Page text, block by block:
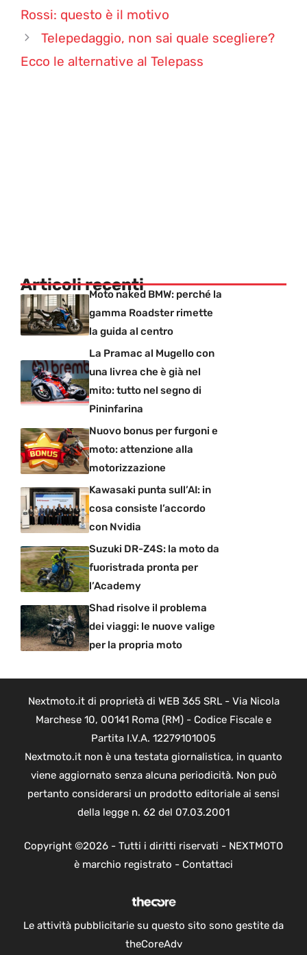
Rossi: questo è il motivo
Telepedaggio, non sai quale scegliere?
Ecco le alternative al Telepass
Articoli recentiMoto naked BMW: perché la
gamma Roadster rimette
la guida al centro
La Pramac al Mugello con
una livrea che è già nel
mito: tutto nel segno di
Pininfarina
Nuovo bonus per furgoni e
moto: attenzione alla
motorizzazione
Kawasaki punta sull’AI: in
cosa consiste l’accordo
con Nvidia
Suzuki DR-Z4S: la moto da
fuoristrada pronta per
l’Academy
Shad risolve il problema
dei viaggi: le nuove valige
per la propria moto
Nextmoto.it di proprietà di WEB 365 SRL - Via Nicola
Marchese 10, 00141 Roma (RM) - Codice Fiscale e
Partita I.V.A. 12279101005
Nextmoto.it non è una testata giornalistica, in quanto
viene aggiornato senza alcuna periodicità. Non può
pertanto considerarsi un prodotto editoriale ai sensi
della legge n. 62 del 07.03.2001
Copyright ©2026 - Tutti i diritti riservati - NEXTMOTO
è marchio registrato - Contattaci
Le attività pubblicitarie su questo sito sono gestite da
theCoreAdv